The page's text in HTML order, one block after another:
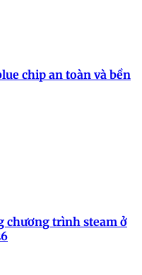
chip an toàn và bền
chương trình steam ở